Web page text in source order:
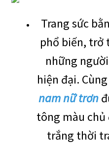
Trang sức
phổ biến, trở
những
hiện đại.
nam nữ trơn
tông màu
trắng thời